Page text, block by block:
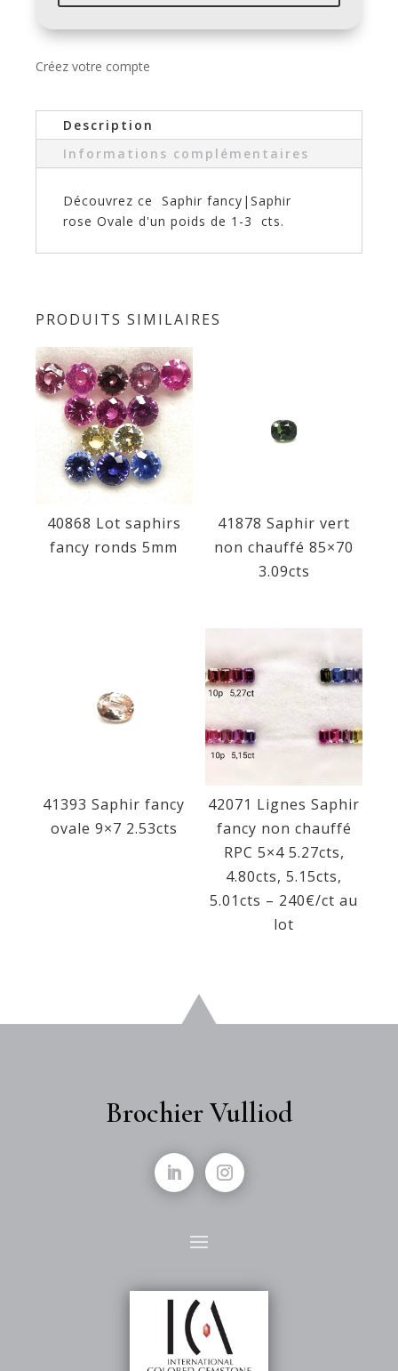
Créez votre compte
Description
Informations complémentaires
Découvrez ce Saphir fancy|Saphir
rose Ovale d'un poids de 1-3 cts.
PRODUITS SIMILAIRES
40868 Lot saphirs
fancy ronds 5mm
41878 Saphir vert
non chauffé 85×70
3.09cts
41393 Saphir fancy
ovale 9×7 2.53cts
42071 Lignes Saphir
fancy non chauffé
RPC 5×4 5.27cts,
4.80cts, 5.15cts,
5.01cts – 240€/ct au
lot
Brochier Vulliod